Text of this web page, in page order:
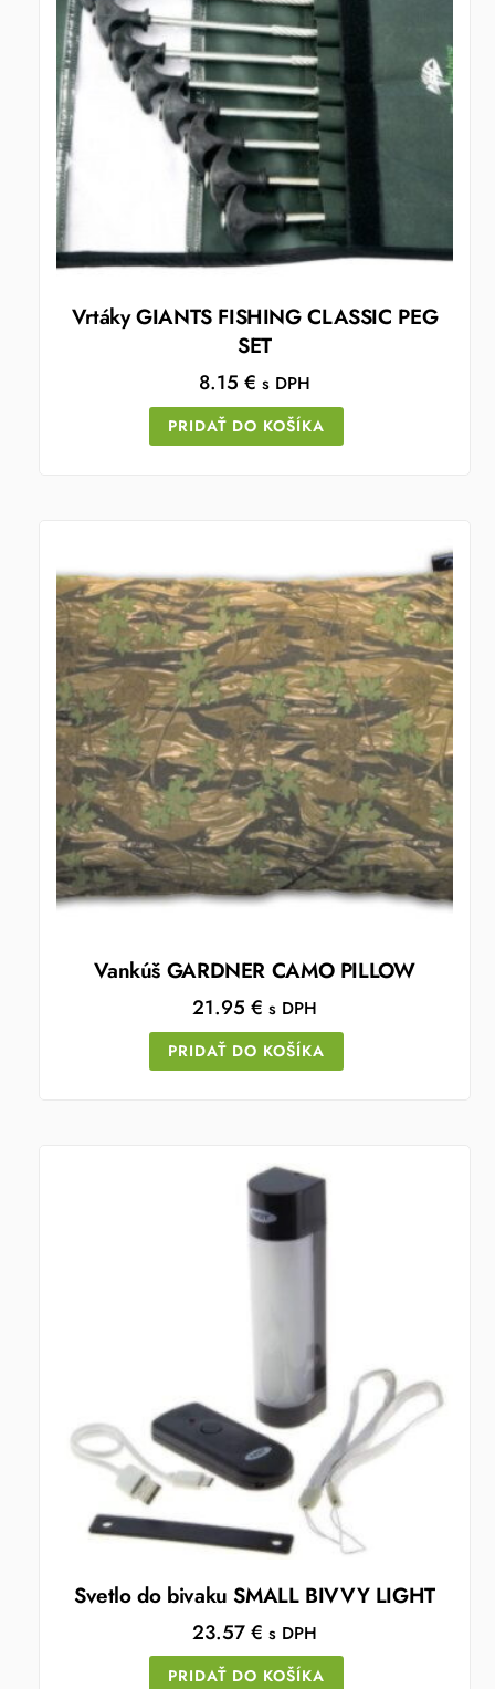
Vrtáky GIANTS FISHING CLASSIC PEG
SET
8.15 € s DPH
PRIDAŤ DO KOŠÍKA
Vankúš GARDNER CAMO PILLOW
21.95 € s DPH
PRIDAŤ DO KOŠÍKA
Svetlo do bivaku SMALL BIVVY LIGHT
23.57€ s DPH
PRIDAŤ DO KOŠÍKA